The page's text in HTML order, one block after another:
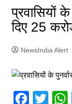
प्रवासियों
दिए 25
NewsIndia Alert
F T